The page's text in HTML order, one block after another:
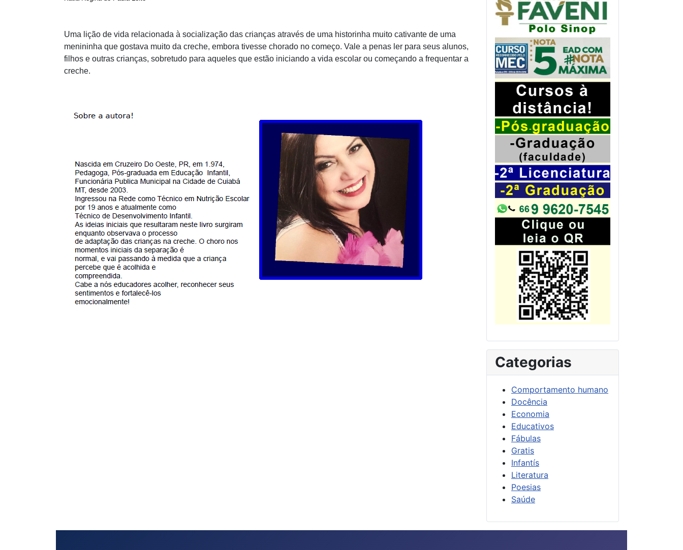
Uma lição de vida relacionada à socialização das crianças através de uma historinha muito cativante de uma
menininha que gostava muito da creche, embora tivesse chorado no começo. Vale a penas ler para seus alunos,
filhos e outras crianças, sobretudo para aqueles que estão iniciando a vida escolar ou começando a frequentar a
creche.
Categorias
Comportamento humano
Docência
Economia
Educativos
Fábulas
Gratis
Infantís
Literatura
Poesias
Saúde